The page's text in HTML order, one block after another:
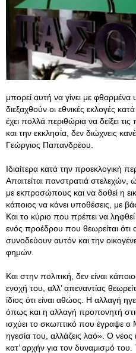
μπορεί αυτή να γίνει με φθαρμένα
διεξαχθούν οι εθνικές εκλογές
έχει πολλά περιθώρια να δείξει
και την εκκλησία, δεν διώχνεις
Γεώργιος Παπανδρέου.
Ιδιαίτερα κατά την προεκλογική
Απαιτείται πανστρατιά στελεχών,
με εκπροσώπους και να δοθεί η
κάποιος να κάνει υποθέσεις, με
Και το κύριο που πρέπει να
ενός προέδρου που θεωρείται
συνοδεύουν αυτόν και την
φημών.
Και στην πολιτική, δεν είναι
ενοχή του, αλλ’ απεναντίας
ίδιος ότι είναι αθώος . Η αλλαγή
όπως και η αλλαγή προπονητή
ισχύει το σκωπτικό που έγραψε ο
ηγεσία του, αλλάζεις λαό». Ο
κατ’ αρχήν για τον δυναμισμό του.